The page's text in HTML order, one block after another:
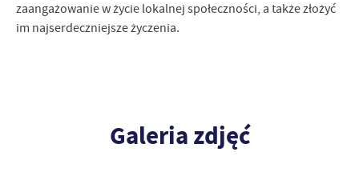
zaangażowanie w życie lokalnej społeczności, a także złożyć
im najserdeczniejsze życzenia.
Galeria zdjęć
z jaką odwiedzane są nasze serwisy www. Dane pozwalają nam na
ocenę naszych serwisów internetowych pod względem ich
Reklamowe
zwyczajów dotyczących przeglądanej witryny internetowej. Treści
promocyjne mogą pojawić się na stronach podmiotów trzecich lub